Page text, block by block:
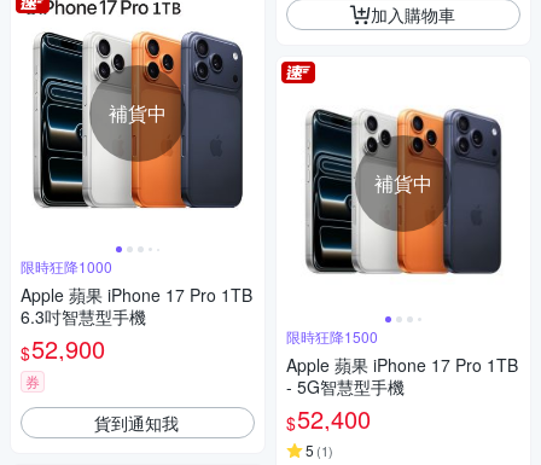
補貨中
限時狂降1000
Apple 蘋果 iPhone 17 Pro 1TB
6.3吋智慧型手機
$52,900
券
貨到通知我
加入購物車
補貨中
限時狂降1500
Apple 蘋果 iPhone 17 Pro 1TB
- 5G智慧型手機
$52,400
5 (1)